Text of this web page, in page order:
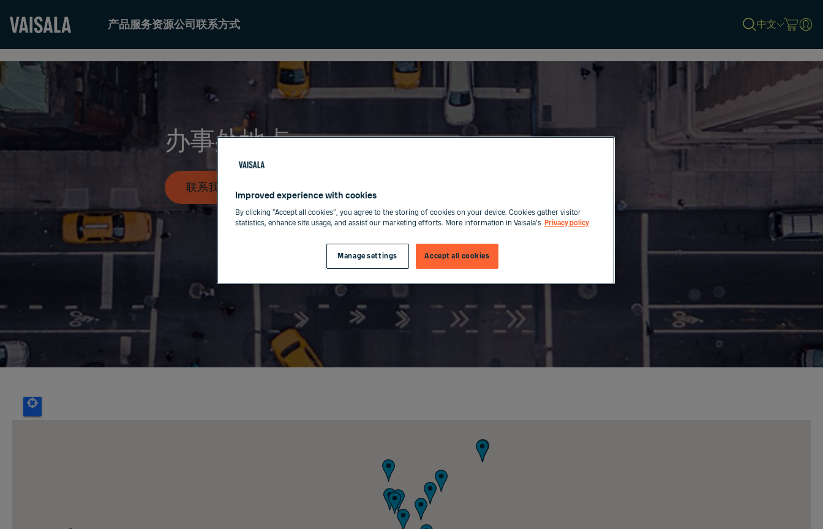
main
content
产品服务资源公司联系方式 中文
办事处地点
联系我们
Improved experience with cookies
By clicking “Accept all cookies”, you agree to the storing of cookies on your device. Cookies gather visitor
statistics, enhance site usage, and assist our marketing efforts. More information in Vaisala's Privacy policy
Accept all cookies
Manage settings